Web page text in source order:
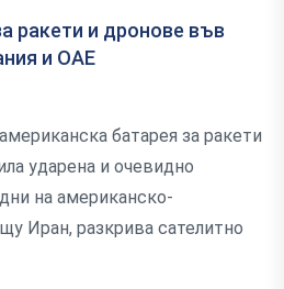
ракети и дронове във
и ОАЕ
батарея за ракети
ударена и очевидно
на американско-
Иран, разкрива сателитно